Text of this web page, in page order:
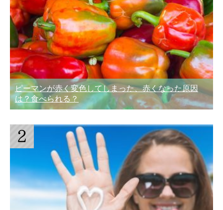
ピーマンが赤く変色してしまった、赤くなった原因
は？食べられる？